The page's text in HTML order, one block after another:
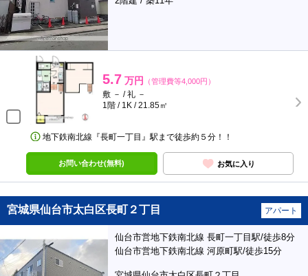
5.7 万円 （管理費等4,000円）
敷 － / 礼 －
1階 / 1K / 21.85㎡
地下鉄南北線『長町一丁目』駅まで徒歩約５分！！
お問い合わせ(無料) お気に入り
宮城県仙台市太白区長町２丁目 アパート
仙台市営地下鉄南北線 長町一丁目駅/徒歩8分
仙台市営地下鉄南北線 河原町駅/徒歩15分